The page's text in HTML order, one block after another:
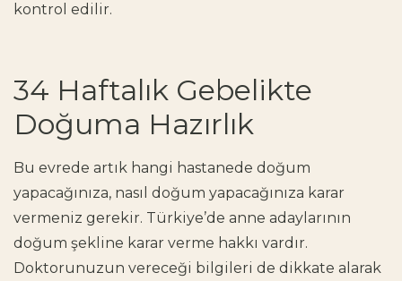
kontrol edilir.
34 Haftalık Gebelikte
Doğuma Hazırlık
Bu evrede artık hangi hastanede doğum
yapacağınıza, nasıl doğum yapacağınıza karar
vermeniz gerekir. Türkiye’de anne adaylarının
doğum şekline karar verme hakkı vardır.
Doktorunuzun vereceği bilgileri de dikkate alarak